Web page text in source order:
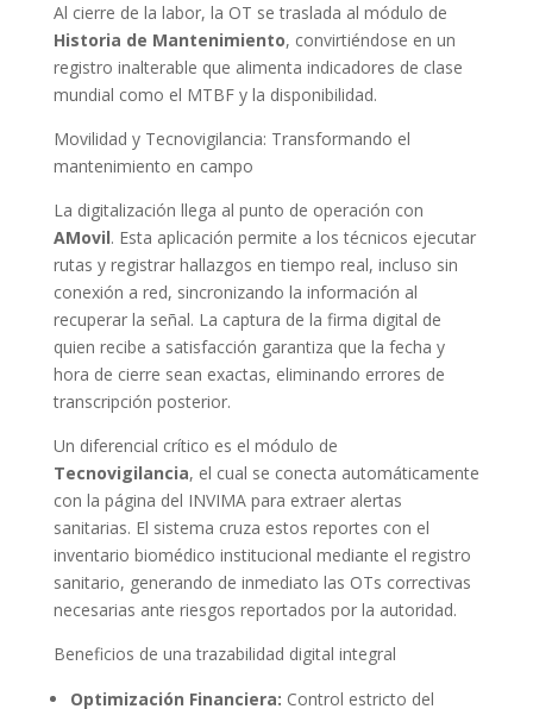
Al cierre de la labor, la OT se traslada al módulo de
Historia de Mantenimiento, convirtiéndose en un
registro inalterable que alimenta indicadores de clase
mundial como el MTBF y la disponibilidad.
Movilidad y Tecnovigilancia: Transformando el
mantenimiento en campo
La digitalización llega al punto de operación con
AMovil. Esta aplicación permite a los técnicos ejecutar
rutas y registrar hallazgos en tiempo real, incluso sin
conexión a red, sincronizando la información al
recuperar la señal. La captura de la firma digital de
quien recibe a satisfacción garantiza que la fecha y
hora de cierre sean exactas, eliminando errores de
transcripción posterior.
Un diferencial crítico es el módulo de
Tecnovigilancia, el cual se conecta automáticamente
con la página del INVIMA para extraer alertas
sanitarias. El sistema cruza estos reportes con el
inventario biomédico institucional mediante el registro
sanitario, generando de inmediato las OTs correctivas
necesarias ante riesgos reportados por la autoridad.
Beneficios de una trazabilidad digital integral
Optimización Financiera: Control estricto del